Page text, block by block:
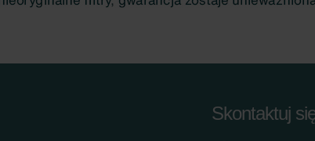
Skontaktuj